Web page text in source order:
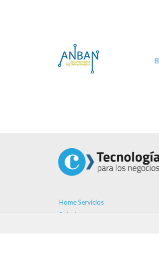
Home Servicios
Soluciones